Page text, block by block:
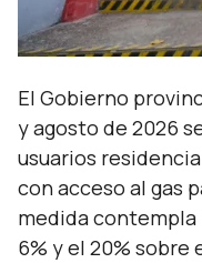
El Gobierno
y agosto de 2026
usuarios
con acceso al gas
medida
6% y el 20% sobre